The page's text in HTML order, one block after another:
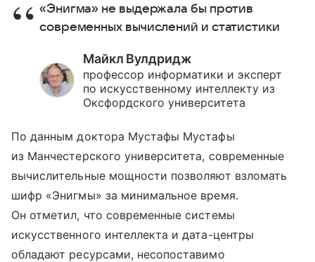
«Энигма» не выдержала бы против
современных вычислений и статистики
Майкл Вулдридж
профессор информатики и эксперт
по искусственному интеллекту из
Оксфордского университета
По данным доктора Мустафы Мустафы
из Манчестерского университета, современные
вычислительные мощности позволяют взломать
шифр «Энигмы» за минимальное время.
Он отметил, что современные системы
искусственного интеллекта и дата-центры
обладают ресурсами, несопоставимо